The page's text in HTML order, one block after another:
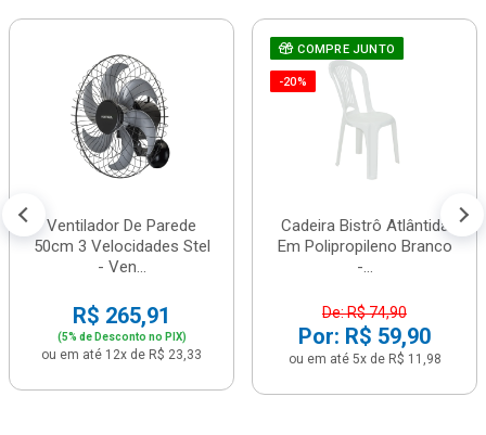
Ventilador De Parede
50cm 3 Velocidades Stel
- Ven...
R$ 265,91
(5% de Desconto no PIX)
ou em até 12x de R$ 23,33
COMPRE JUNTO
-20%
Cadeira Bistrô Atlântida
Em Polipropileno Branco
-...
De: R$ 74,90
Por: R$ 59,90
ou em até 5x de R$ 11,98